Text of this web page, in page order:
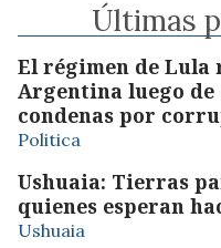
Últimas
El régimen de Lula
Argentina luego
condenas por
Politica
Ushuaia: Tierras
quienes esperan
Ushuaia